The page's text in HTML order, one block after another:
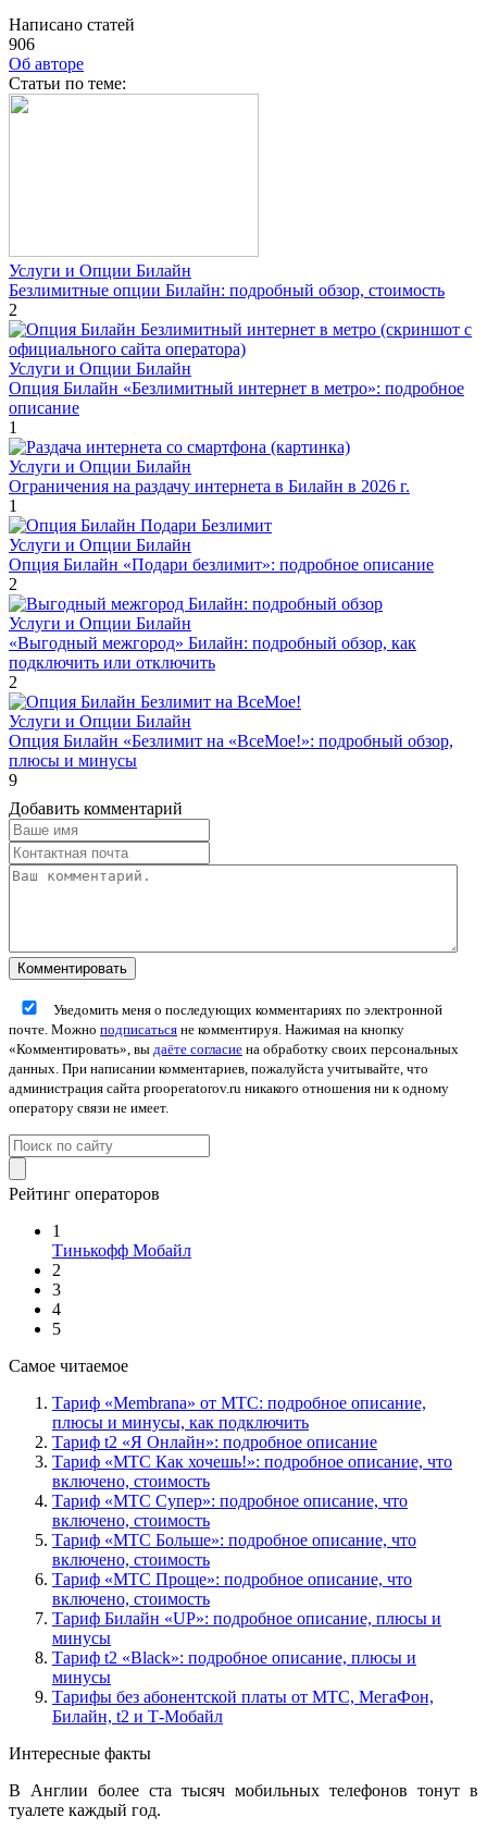
Написано статей
906
Об авторе
Cтатьи по теме:
Услуги и Опции Билайн
Безлимитные опции Билайн: подробный обзор, стоимость
2
Услуги и Опции Билайн
Опция Билайн «Безлимитный интернет в метро»: подробное
описание
1
Услуги и Опции Билайн
Ограничения на раздачу интернета в Билайн в 2026 г.
1
Услуги и Опции Билайн
Опция Билайн «Подари безлимит»: подробное описание
2
Услуги и Опции Билайн
«Выгодный межгород» Билайн: подробный обзор, как
подключить или отключить
2
Услуги и Опции Билайн
Опция Билайн «Безлимит на «ВсеМое!»: подробный обзор,
плюсы и минусы
9
Добавить комментарий
Уведомить меня о последующих комментариях по электронной
почте. Можно подписаться не комментируя. Нажимая на кнопку
«Комментировать», вы даёте согласие на обработку своих персональных
данных. При написании комментариев, пожалуйста учитывайте, что
администрация сайта prooperatorov.ru никакого отношения ни к одному
оператору связи не имеет.
Рейтинг операторов
1
Тинькофф Мобайл
2
3
4
5
Самое читаемое
Тариф «Membrana» от МТС: подробное описание,
плюсы и минусы, как подключить
Тариф t2 «Я Онлайн»: подробное описание
Тариф «МТС Как хочешь!»: подробное описание, что
включено, стоимость
Тариф «МТС Супер»: подробное описание, что
включено, стоимость
Тариф «МТС Больше»: подробное описание, что
включено, стоимость
Тариф «МТС Проще»: подробное описание, что
включено, стоимость
Тариф Билайн «UP»: подробное описание, плюсы и
минусы
Тариф t2 «Black»: подробное описание, плюсы и
минусы
Тарифы без абонентской платы от МТС, МегаФон,
Билайн, t2 и Т-Мобайл
Интересные факты
В Англии более ста тысяч мобильных телефонов тонут в
туалете каждый год.